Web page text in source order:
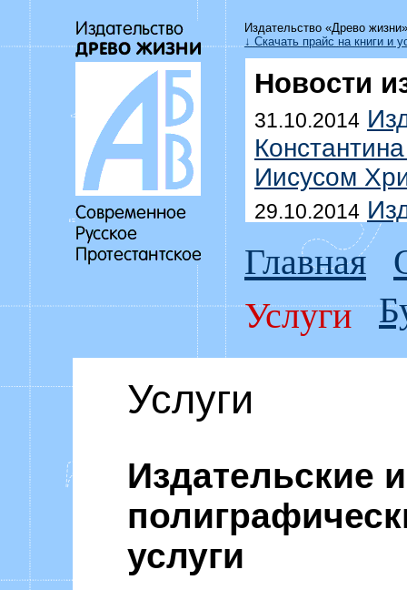
Издательство «Древо
↓ Скачать прайс на книги и
Новости
31.10.2014
Иисусом
29.10.2014
Уоммака
побеждать
18.07.2014
Дмитрия
Главная
Услуги
Услуги
Издательские и
услуги